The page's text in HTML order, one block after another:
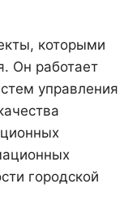
которыми
Он работает
управления
городской